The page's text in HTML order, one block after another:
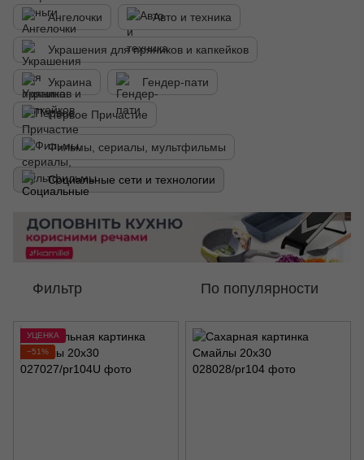
Ангелочки Авто и техника
Украшения для пряников и капкейков
Украина Гендер-пати
Первое Причастие
Фильмы, сериалы, мультфильмы
Социальные сети и технологии
Фильтр По популярности
УЦЕНКА
−51%